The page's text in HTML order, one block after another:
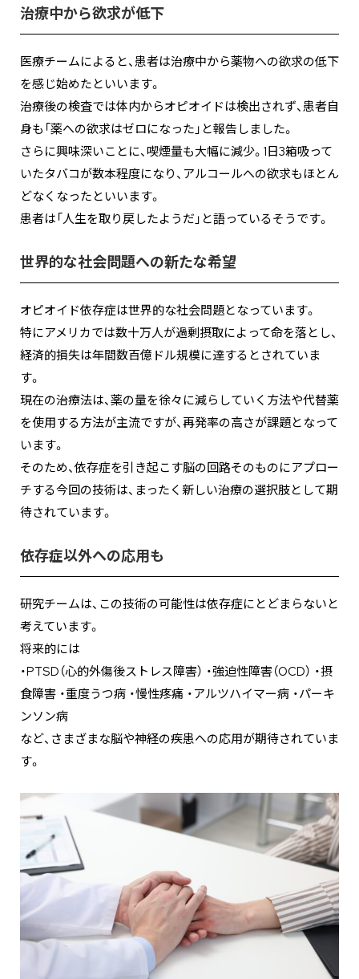
治療中から欲求が低下
医療チームによると、患者は治療中から薬物への欲求の低下
を感じ始めたといいます。
治療後の検査では体内からオピオイドは検出されず、患者自
身も「薬への欲求はゼロになった」と報告しました。
さらに興味深いことに、喫煙量も大幅に減少。1日3箱吸って
いたタバコが数本程度になり、アルコールへの欲求もほとん
どなくなったといいます。
患者は「人生を取り戻したようだ」と語っているそうです。
世界的な社会問題への新たな希望
オピオイド依存症は世界的な社会問題となっています。
特にアメリカでは数十万人が過剰摂取によって命を落とし、
経済的損失は年間数百億ドル規模に達するとされていま
す。
現在の治療法は、薬の量を徐々に減らしていく方法や代替薬
を使用する方法が主流ですが、再発率の高さが課題となって
います。
そのため、依存症を引き起こす脳の回路そのものにアプロー
チする今回の技術は、まったく新しい治療の選択肢として期
待されています。
依存症以外への応用も
研究チームは、この技術の可能性は依存症にとどまらないと
考えています。
将来的には
・PTSD（心的外傷後ストレス障害） ・強迫性障害（OCD） ・摂
食障害 ・重度うつ病 ・慢性疼痛 ・アルツハイマー病 ・パーキ
ンソン病
など、さまざまな脳や神経の疾患への応用が期待されていま
す。